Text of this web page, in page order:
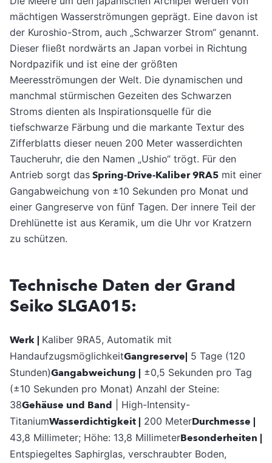
mächtigen Wasserströmungen geprägt. Eine davon ist
der Kuroshio-Strom, auch „Schwarzer Strom“ genannt.
Dieser fließt nordwärts an Japan vorbei in Richtung
Nordpazifik und ist eine der größten
Meeresströmungen der Welt. Die dynamischen und
manchmal stürmischen Gezeiten des Schwarzen
Stroms dienten als Inspirationsquelle für die
tiefschwarze Färbung und die markante Textur des
Zifferblatts dieser neuen 200 Meter wasserdichten
Taucheruhr, die den Namen „Ushio“ trögt. Für den
Antrieb sorgt das Spring-Drive-Kaliber 9RA5 mit einer
Gangabweichung von ±10 Sekunden pro Monat und
einer Gangreserve von fünf Tagen. Der innere Teil der
Drehlünette ist aus Keramik, um die Uhr vor Kratzern
zu schützen.
Technische Daten der Grand
Seiko SLGA015:
Werk | Kaliber 9RA5, Automatik mit
HandaufzugsmöglichkeitGangreserve| 5 Tage (120
Stunden)Gangabweichung | ±0,5 Sekunden pro Tag
(±10 Sekunden pro Monat) Anzahl der Steine:
38Gehäuse und Band | High-Intensity-
TitaniumWasserdichtigkeit | 200 MeterDurchmesse |
43,8 Millimeter; Höhe: 13,8 MillimeterBesonderheiten |
Entspiegeltes Saphirglas, verschraubter Boden,